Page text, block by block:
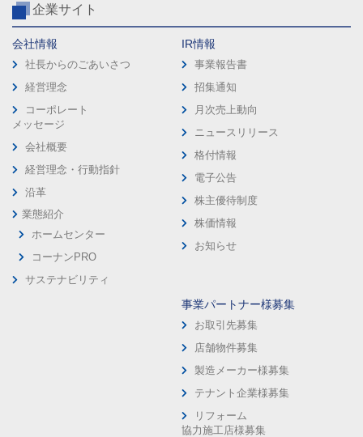
企業サイト
会社情報
社長からのごあいさつ
経営理念
コーポレート
メッセージ
会社概要
経営理念・行動指針
沿革
業態紹介
ホームセンター
コーナンPRO
サステナビリティ
IR情報
事業報告書
招集通知
月次売上動向
ニュースリリース
格付情報
電子公告
株主優待制度
株価情報
お知らせ
事業パートナー様募集
お取引先募集
店舗物件募集
製造メーカー様募集
テナント企業様募集
リフォーム
協力施工店様募集